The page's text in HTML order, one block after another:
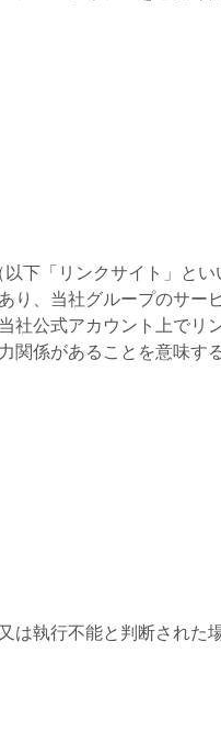
下「リンクサイト」と
り、当社グループのサ
社公式アカウント上でリ
係があることを意味す
は執行不能と判断された